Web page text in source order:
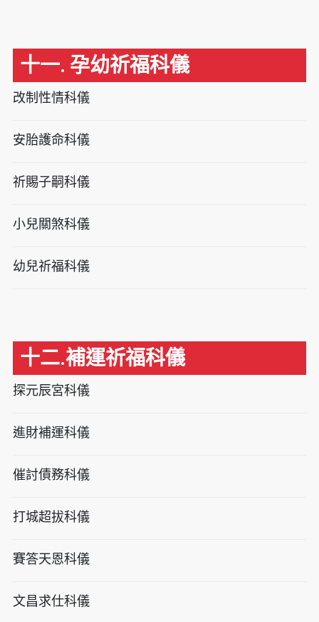
十一. 孕幼祈福科儀
改制性情科儀
安胎護命科儀
祈賜子嗣科儀
小兒關煞科儀
幼兒祈福科儀
十二.補運祈福科儀
探元辰宮科儀
進財補運科儀
催討債務科儀
打城超拔科儀
賽答天恩科儀
文昌求仕科儀